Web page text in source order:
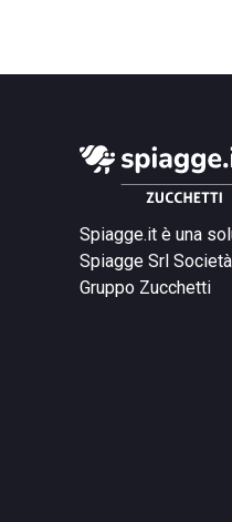
Spiagge.it è una
Spiagge Srl
Gruppo Zucchetti